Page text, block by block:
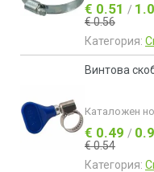
€ 0.51 /
€ 0.56
Категория:
Винтова
Каталожен
€ 0.49 /
€ 0.54
Категория: